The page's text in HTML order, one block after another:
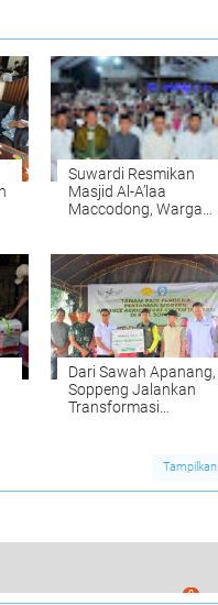
Suwardi Resmikan
Masjid Al-A’laa
Maccodong, Warga
Dari Sawah Apanang,
Soppeng Jalankan
Transformasi
Tampilkan
0